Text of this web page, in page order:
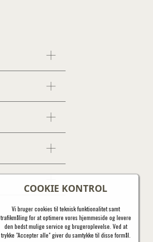
COOKIE KONTROL
Vi bruger cookies til teknisk funktionalitet samt
trafikmåling for at optimere vores hjemmeside og levere
den bedst mulige service og brugeroplevelse. Ved at
trykke "Accepter alle" giver du samtykke til disse formål.